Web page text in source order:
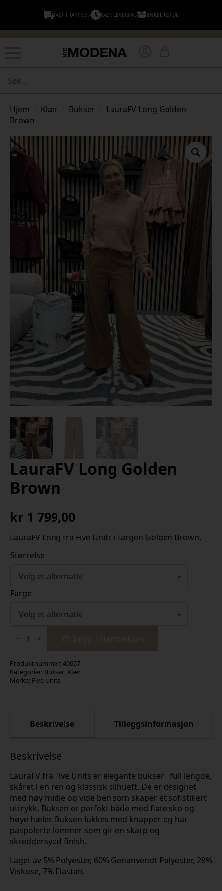
FAST FRAKT 99,- RASK LEVERING ENKEL RETUR
Hjem Klær Bukser
LauraFV Long Golden
Brown
LauraFV Long Golden
Brown
kr 1 799,00
LauraFV Long fra Five Units i fargen Golden Brown.
Størrelse
Farge
Long
antall
Produktnummer: 40657
Kategorier: Bukser, Klær
Merke: Five Units
Beskrivelse Tilleggsinformasjon
Beskrivelse
LauraFV fra Five Units er elegante bukser i full lengde,
skåret i en ren og klassisk silhuett. De er designet
med høy midje og vide ben som skaper et sofistikert
uttrykk. Buksen er perfekt både med flate sko og
høye hæler. Buksen lukkes med knapper og har
paspolerte lommer som gir en skarp og
skreddersydd finish.
Laget av 5% Polyester, 60% Genanvendt Polyester, 28%
Viskose, 7% Elastan.